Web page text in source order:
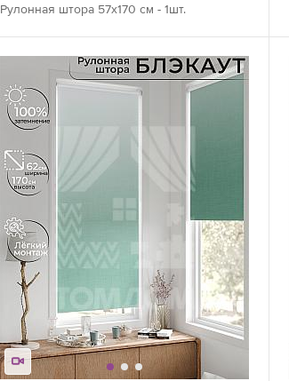
Рулонная штора 57х170 см - 1шт.